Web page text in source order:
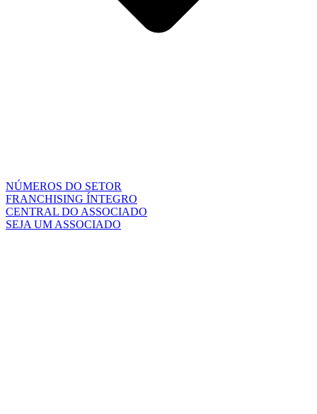
NÚMEROS DO SETOR
FRANCHISING ÍNTEGRO
CENTRAL DO ASSOCIADO
SEJA UM ASSOCIADO